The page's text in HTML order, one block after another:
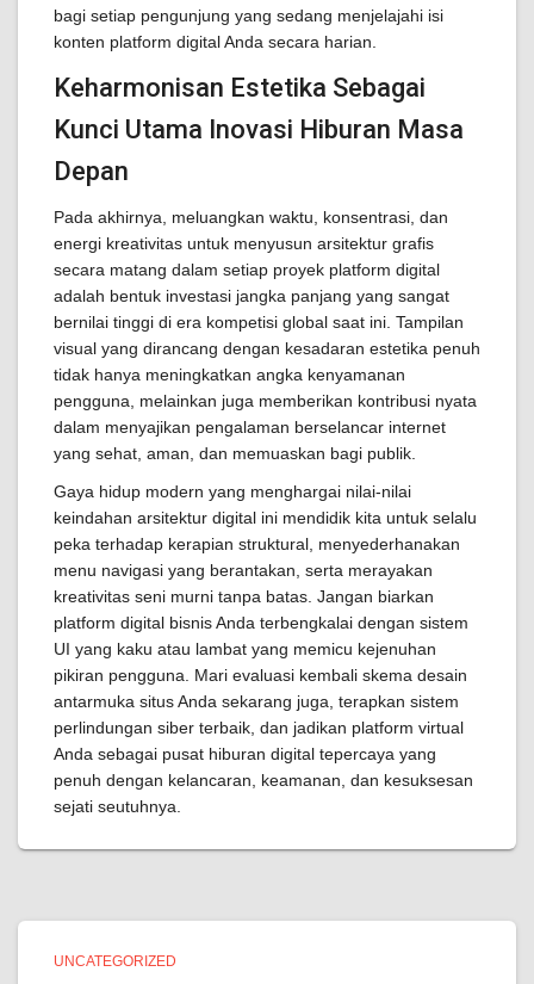
bagi setiap pengunjung yang sedang menjelajahi isi
konten platform digital Anda secara harian.
Keharmonisan Estetika Sebagai
Kunci Utama Inovasi Hiburan Masa
Depan
Pada akhirnya, meluangkan waktu, konsentrasi, dan
energi kreativitas untuk menyusun arsitektur grafis
secara matang dalam setiap proyek platform digital
adalah bentuk investasi jangka panjang yang sangat
bernilai tinggi di era kompetisi global saat ini. Tampilan
visual yang dirancang dengan kesadaran estetika penuh
tidak hanya meningkatkan angka kenyamanan
pengguna, melainkan juga memberikan kontribusi nyata
dalam menyajikan pengalaman berselancar internet
yang sehat, aman, dan memuaskan bagi publik.
Gaya hidup modern yang menghargai nilai-nilai
keindahan arsitektur digital ini mendidik kita untuk selalu
peka terhadap kerapian struktural, menyederhanakan
menu navigasi yang berantakan, serta merayakan
kreativitas seni murni tanpa batas. Jangan biarkan
platform digital bisnis Anda terbengkalai dengan sistem
UI yang kaku atau lambat yang memicu kejenuhan
pikiran pengguna. Mari evaluasi kembali skema desain
antarmuka situs Anda sekarang juga, terapkan sistem
perlindungan siber terbaik, dan jadikan platform virtual
Anda sebagai pusat hiburan digital tepercaya yang
penuh dengan kelancaran, keamanan, dan kesuksesan
sejati seutuhnya.
UNCATEGORIZED